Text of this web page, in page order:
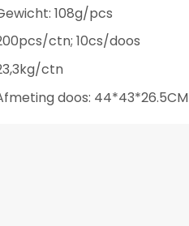
108g/pcs
ctn; 10cs/doos
ctn
doos: 44*43*26.5CM